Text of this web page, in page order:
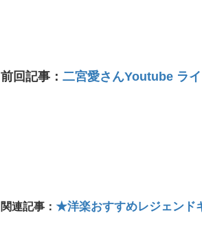
前回記事： 二宮愛さんYoutube ラ
関連記事： ★洋楽おすすめレジェンド